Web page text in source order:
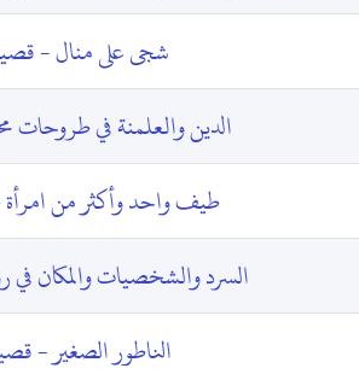
شجى على منال -
الدين والعلمنة في طروحات
طيف واحد وأكثر من
السرد والشخصيات والمكان في
الناطور الصغير -